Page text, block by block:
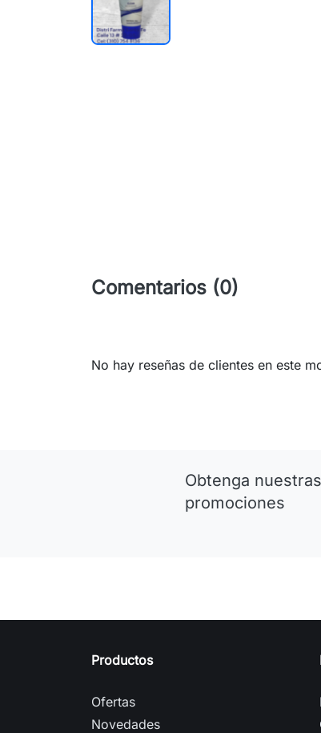
Comentarios (0)
No hay reseñas de clientes en este
Obtenga
promociones
Productos
Ofertas
Novedades